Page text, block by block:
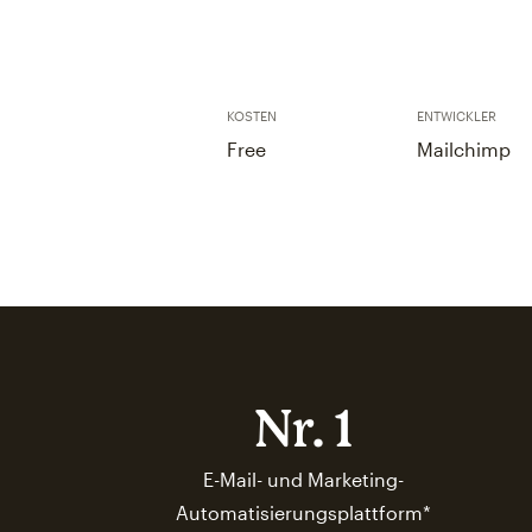
KOSTEN
Free
ENTWICKLER
Mailchimp
Nr. 1
E-Mail- und Marketing-
Automatisierungsplattform*